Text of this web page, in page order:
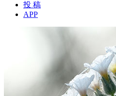
投 稿
APP